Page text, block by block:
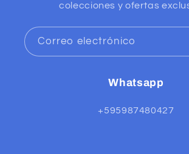
colecciones y ofertas
Correo electrónico
Whatsapp
+595987480427